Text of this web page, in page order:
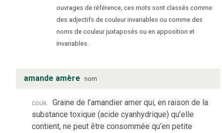
ouvrages de référence, ces mots sont classés comme
des adjectifs de couleur invariables ou comme des
noms de couleur juxtaposés ou en apposition et
invariables.
amande amère nom
cour. Graine de l’amandier amer qui, en raison de la
substance toxique (acide cyanhydrique) qu’elle
contient, ne peut être consommée qu’en petite